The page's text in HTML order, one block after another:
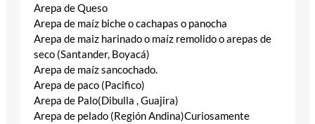
Arepa de Queso
Arepa de maíz biche o cachapas o panocha
Arepa de maiz harinado o maíz remolido o arepas de
seco (Santander, Boyacá)
Arepa de maíz sancochado.
Arepa de paco (Pacifico)
Arepa de Palo(Dibulla , Guajira)
Arepa de pelado (Región Andina)Curiosamente